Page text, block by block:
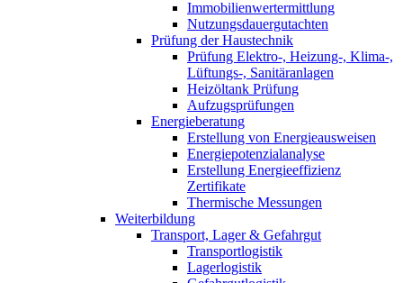
Immobilienwertermittlung
Nutzungsdauergutachten
Prüfung der Haustechnik
Prüfung Elektro-, Heizung-, Klima-,
Lüftungs-, Sanitäranlagen
Heizöltank Prüfung
Aufzugsprüfungen
Energieberatung
Erstellung von Energieausweisen
Energiepotenzialanalyse
Erstellung Energieeffizienz
Zertifikate
Thermische Messungen
Weiterbildung
Transport, Lager & Gefahrgut
Transportlogistik
Lagerlogistik